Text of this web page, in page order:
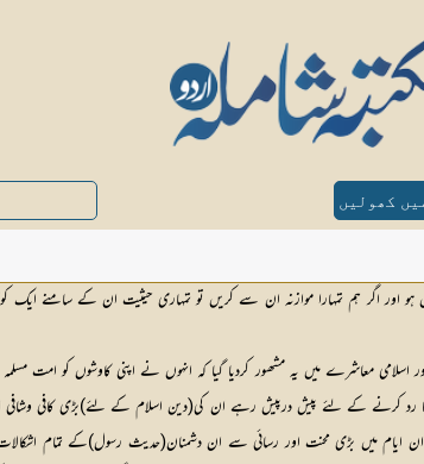
کھولیں
اگر ہم تمہارا موازنہ ان سے کریں تو تمہاری حیثیت ان کے سامنے ایک
کے لئے پیش درپیش رہے ان کی(دین اسلام کے لئے)بڑی کافی وشافی اور
ایام میں بڑی محنت اور رسائی سے ان دشمنان(حدیث رسول)کے تمام